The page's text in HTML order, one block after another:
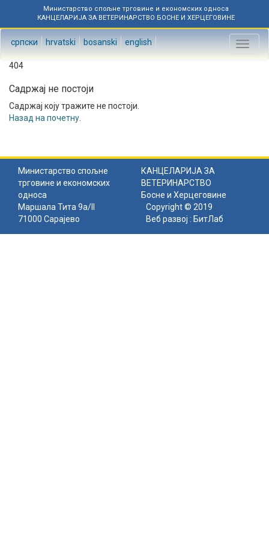
Министарство спољне трговине и економских односа
КАНЦЕЛАРИЈА ЗА ВЕТЕРИНАРСТВО БОСНЕ И ХЕРЦЕГОВИНЕ
српски hrvatski bosanski english
Toggle
404
Садржај не постоји
Садржај коју тражите не постоји.
Назад на почетну
Министарство спољне
трговине и економских
односа
КАНЦЕЛАРИЈА ЗА
ВЕТЕРИНАРСТВО
Босне и Херцеговине
Маршала Тита 9а/II
71000 Сарајево
Copyright © 2019
Веб развој : БитЛаб